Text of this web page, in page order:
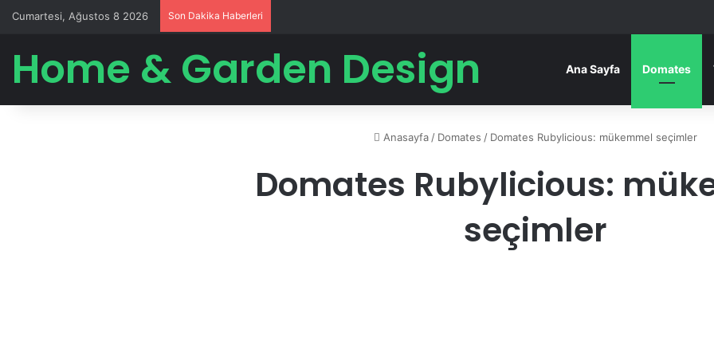
Cumartesi, Ağustos 8 2026 Son Dakika Haberleri
Home & Garden Design Ana Sayfa Domates
Anasayfa / Domates / Domates Rubylicious: mükemmel seçimler
Domates Rubylicious:
seçimler